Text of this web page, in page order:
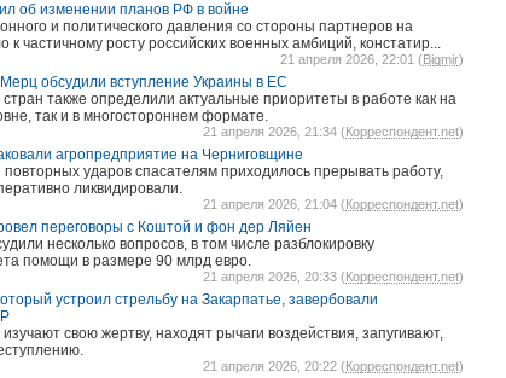
об изменении планов РФ в войне
и политического давления со стороны партнеров на
к частичному росту российских военных амбиций, констатир...
21 апреля 2026, 22:01 (Bigmir)
обсудили вступление Украины в ЕС
также определили актуальные приоритеты в работе как на
так и в многостороннем формате.
21 апреля 2026, 21:34 (Корреспондент.net)
агропредприятие на Черниговщине
повторных ударов спасателям приходилось прерывать работу,
ликвидировали.
21 апреля 2026, 21:04 (Корреспондент.net)
переговоры с Коштой и фон дер Ляйен
несколько вопросов, в том числе разблокировку
помощи в размере 90 млрд евро.
21 апреля 2026, 20:33 (Корреспондент.net)
устроил стрельбу на Закарпатье, завербовали
свою жертву, находят рычаги воздействия, запугивают,
21 апреля 2026, 20:22 (Корреспондент.net)